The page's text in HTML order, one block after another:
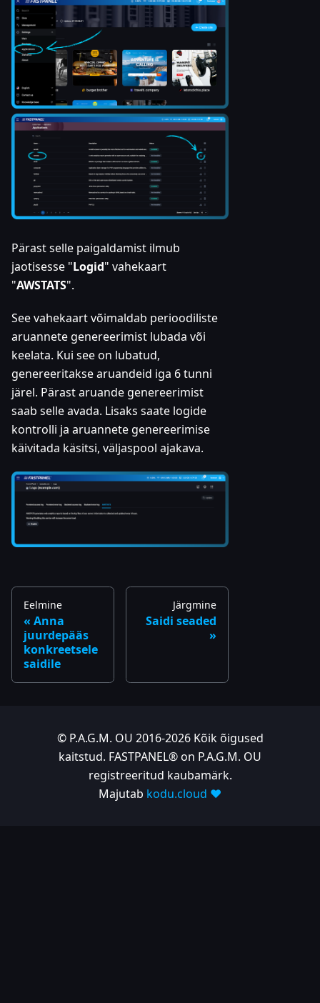
Pärast selle paigaldamist ilmub
jaotisesse "Logid" vahekaart
"AWSTATS".
See vahekaart võimaldab perioodiliste
aruannete genereerimist lubada või
keelata. Kui see on lubatud,
genereeritakse aruandeid iga 6 tunni
järel. Pärast aruande genereerimist
saab selle avada. Lisaks saate logide
kontrolli ja aruannete genereerimise
käivitada käsitsi, väljaspool ajakava.
Eelmine
Anna
juurdepääs
konkreetsele
saidile
Järgmine
Saidi seaded
© P.A.G.M. OU 2016-2026 Kõik õigused
kaitstud. FASTPANEL® on P.A.G.M. OU
registreeritud kaubamärk.
Majutab kodu.cloud ❤️